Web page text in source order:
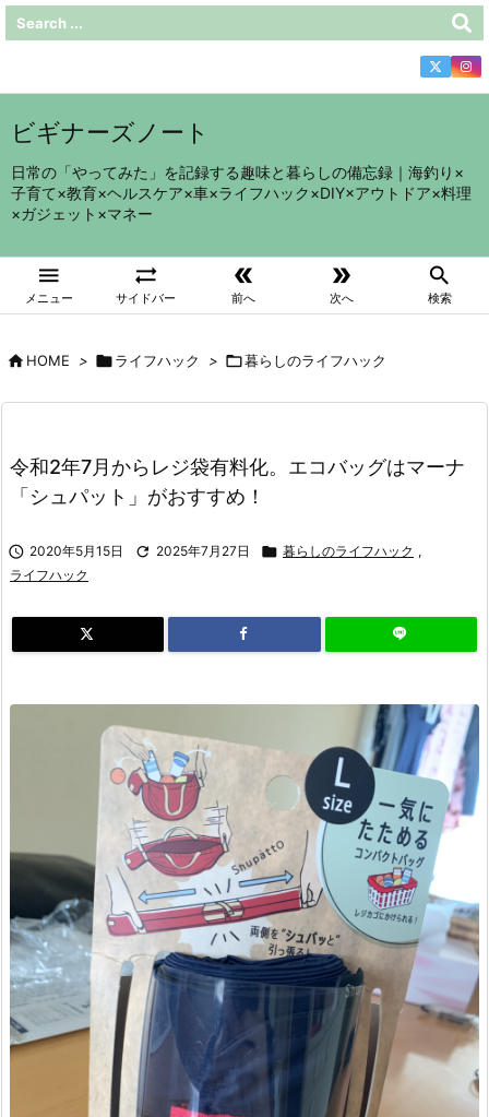
ビギナーズノート
日常の「やってみた」を記録する趣味と暮らしの備忘録｜海釣り×
子育て×教育×ヘルスケア×車×ライフハック×DIY×アウトドア×料理
×ガジェット×マネー

メニュー

サイドバー

前へ

次へ

検索
HOME > ライフハック > 暮らしのライフハック
令和2年7月からレジ袋有料化。エコバッグはマーナ
「シュパット」がおすすめ！
 2020年5月15日  2025年7月27日  暮らしのライフハック ,
ライフハック